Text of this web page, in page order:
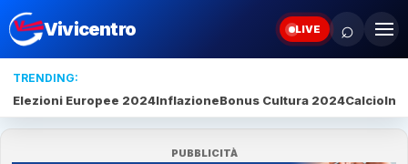
Vivicentro LIVE ⌕
TRENDING:
Elezioni Europee 2024InflazioneBonus Cultura 2024Calcio
PUBBLICITÀ